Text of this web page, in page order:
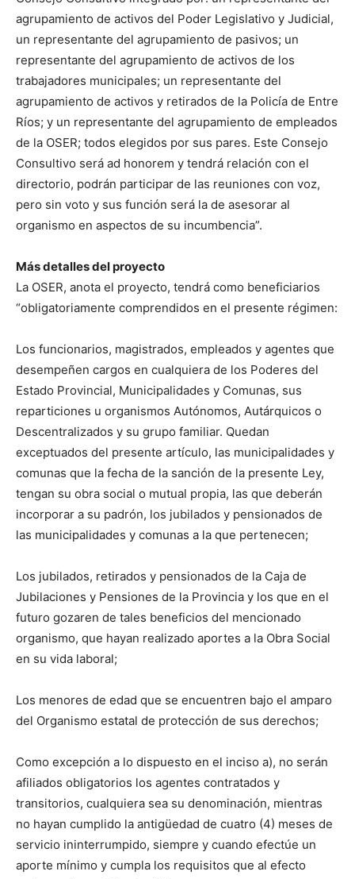
agrupamiento de activos del Poder Legislativo y Judicial,
un representante del agrupamiento de pasivos; un
representante del agrupamiento de activos de los
trabajadores municipales; un representante del
agrupamiento de activos y retirados de la Policía de Entre
Ríos; y un representante del agrupamiento de empleados
de la OSER; todos elegidos por sus pares. Este Consejo
Consultivo será ad honorem y tendrá relación con el
directorio, podrán participar de las reuniones con voz,
pero sin voto y sus función será la de asesorar al
organismo en aspectos de su incumbencia”.
Más detalles del proyecto
La OSER, anota el proyecto, tendrá como beneficiarios
“obligatoriamente comprendidos en el presente régimen:
Los funcionarios, magistrados, empleados y agentes que
desempeñen cargos en cualquiera de los Poderes del
Estado Provincial, Municipalidades y Comunas, sus
reparticiones u organismos Autónomos, Autárquicos o
Descentralizados y su grupo familiar. Quedan
exceptuados del presente artículo, las municipalidades y
comunas que la fecha de la sanción de la presente Ley,
tengan su obra social o mutual propia, las que deberán
incorporar a su padrón, los jubilados y pensionados de
las municipalidades y comunas a la que pertenecen;
Los jubilados, retirados y pensionados de la Caja de
Jubilaciones y Pensiones de la Provincia y los que en el
futuro gozaren de tales beneficios del mencionado
organismo, que hayan realizado aportes a la Obra Social
en su vida laboral;
Los menores de edad que se encuentren bajo el amparo
del Organismo estatal de protección de sus derechos;
Como excepción a lo dispuesto en el inciso a), no serán
afiliados obligatorios los agentes contratados y
transitorios, cualquiera sea su denominación, mientras
no hayan cumplido la antigüedad de cuatro (4) meses de
servicio ininterrumpido, siempre y cuando efectúe un
aporte mínimo y cumpla los requisitos que al efecto